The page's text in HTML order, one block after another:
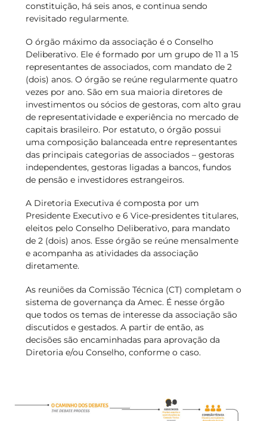
constituição, há seis anos, e continua sendo
revisitado regularmente.
O órgão máximo da associação é o Conselho
Deliberativo. Ele é formado por um grupo de 11 a 15
representantes de associados, com mandato de 2
(dois) anos. O órgão se reúne regularmente quatro
vezes por ano. São em sua maioria diretores de
investimentos ou sócios de gestoras, com alto grau
de representatividade e experiência no mercado de
capitais brasileiro. Por estatuto, o órgão possui
uma composição balanceada entre representantes
das principais categorias de associados – gestoras
independentes, gestoras ligadas a bancos, fundos
de pensão e investidores estrangeiros.
A Diretoria Executiva é composta por um
Presidente Executivo e 6 Vice-presidentes titulares,
eleitos pelo Conselho Deliberativo, para mandato
de 2 (dois) anos. Esse órgão se reúne mensalmente
e acompanha as atividades da associação
diretamente.
As reuniões da Comissão Técnica (CT) completam o
sistema de governança da Amec. É nesse órgão
que todos os temas de interesse da associação são
discutidos e gestados. A partir de então, as
decisões são encaminhadas para aprovação da
Diretoria e/ou Conselho, conforme o caso.